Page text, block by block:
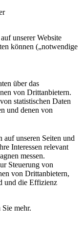
unserer Website
können („notwendige
über das
von Drittanbietern.
statistischen Daten
und denen von
auf unseren Seiten und
Interessen relevant
messen.
Steuerung von
von Drittanbietern,
und die Effizienz
Sie mehr.